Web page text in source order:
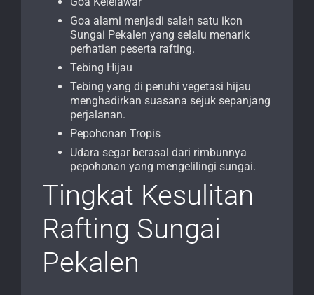
Goa alami menjadi salah satu ikon
Sungai Pekalen yang selalu menarik
perhatian peserta rafting.
Tebing Hijau
Tebing yang di penuhi vegetasi hijau
menghadirkan suasana sejuk sepanjang
perjalanan.
Pepohonan Tropis
Udara segar berasal dari rimbunnya
pepohonan yang mengelilingi sungai.
Tingkat Kesulitan
Rafting Sungai
Pekalen